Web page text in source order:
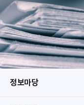
정보마당